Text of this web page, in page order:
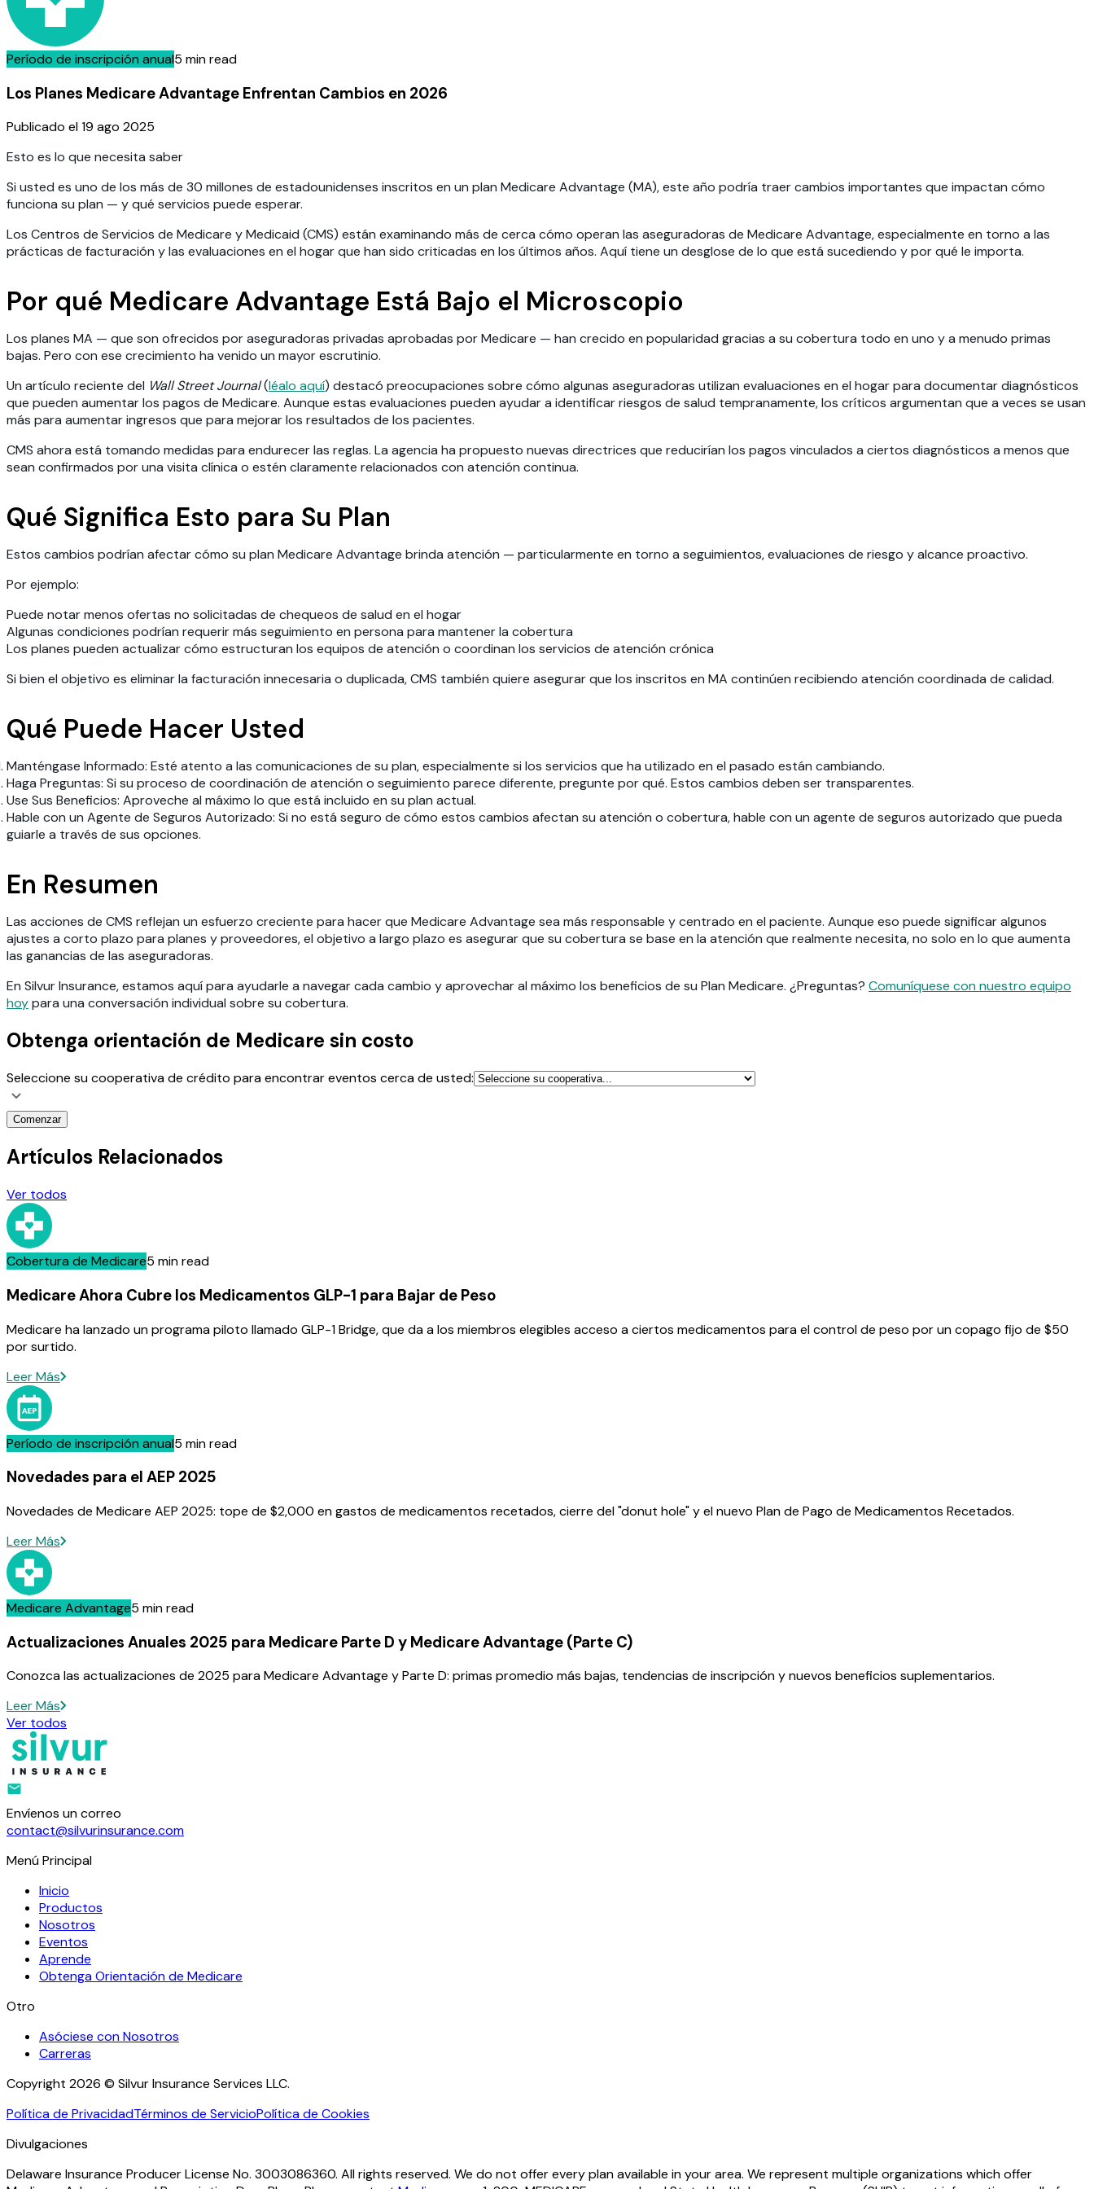
Período de inscripción anual5 min read
Los Planes Medicare Advantage Enfrentan Cambios en 2026
Publicado el19 ago 2025
Esto es lo que necesita saber
Si usted es uno de los más de 30 millones de estadounidenses inscritos en un plan Medicare Advantage (MA), este año podría traer cambios importantes que impactan cómo
funciona su plan — y qué servicios puede esperar.
Los Centros de Servicios de Medicare y Medicaid (CMS) están examinando más de cerca cómo operan las aseguradoras de Medicare Advantage, especialmente en torno a las
prácticas de facturación y las evaluaciones en el hogar que han sido criticadas en los últimos años. Aquí tiene un desglose de lo que está sucediendo y por qué le importa.
Por qué Medicare Advantage Está Bajo el Microscopio
Los planes MA — que son ofrecidos por aseguradoras privadas aprobadas por Medicare — han crecido en popularidad gracias a su cobertura todo en uno y a menudo primas
bajas. Pero con ese crecimiento ha venido un mayor escrutinio.
Un artículo reciente del Wall Street Journal(léalo aquí) destacó preocupaciones sobre cómo algunas aseguradoras utilizan evaluaciones en el hogar para documentar diagnósticos
que pueden aumentar los pagos de Medicare. Aunque estas evaluaciones pueden ayudar a identificar riesgos de salud tempranamente, los críticos argumentan que a veces se usan
más para aumentar ingresos que para mejorar los resultados de los pacientes.
CMS ahora está tomando medidas para endurecer las reglas. La agencia ha propuesto nuevas directrices que reducirían los pagos vinculados a ciertos diagnósticos a menos que
sean confirmados por una visita clínica o estén claramente relacionados con atención continua.
Qué Significa Esto para Su Plan
Estos cambios podrían afectar cómo su plan Medicare Advantage brinda atención — particularmente en torno a seguimientos, evaluaciones de riesgo y alcance proactivo.
Por ejemplo:
Puede notar menos ofertas no solicitadas de chequeos de salud en el hogar
Algunas condiciones podrían requerir más seguimiento en persona para mantener la cobertura
Los planes pueden actualizar cómo estructuran los equipos de atención o coordinan los servicios de atención crónica
Si bien el objetivo es eliminar la facturación innecesaria o duplicada, CMS también quiere asegurar que los inscritos en MA continúen recibiendo atención coordinada de calidad.
Qué Puede Hacer Usted
Manténgase Informado: Esté atento a las comunicaciones de su plan, especialmente si los servicios que ha utilizado en el pasado están cambiando.
Haga Preguntas: Si su proceso de coordinación de atención o seguimiento parece diferente, pregunte por qué. Estos cambios deben ser transparentes.
Use Sus Beneficios: Aproveche al máximo lo que está incluido en su plan actual.
Hable con un Agente de Seguros Autorizado: Si no está seguro de cómo estos cambios afectan su atención o cobertura, hable con un agente de seguros autorizado que pueda
guiarle a través de sus opciones.
En Resumen
Las acciones de CMS reflejan un esfuerzo creciente para hacer que Medicare Advantage sea más responsable y centrado en el paciente. Aunque eso puede significar algunos
ajustes a corto plazo para planes y proveedores, el objetivo a largo plazo es asegurar que su cobertura se base en la atención que realmente necesita, no solo en lo que aumenta
las ganancias de las aseguradoras.
En Silvur Insurance, estamos aquí para ayudarle a navegar cada cambio y aprovechar al máximo los beneficios de su Plan Medicare. ¿Preguntas? Comuníquese con nuestro equipo
hoypara una conversación individual sobre su cobertura.
Obtenga orientación de Medicare sin costo
Seleccione su cooperativa de crédito para encontrar eventos cerca de usted:
Comenzar
Artículos Relacionados
Ver todos
Cobertura de Medicare5 min read
Medicare Ahora Cubre los Medicamentos GLP-1 para Bajar de Peso
Medicare ha lanzado un programa piloto llamado GLP-1 Bridge, que da a los miembros elegibles acceso a ciertos medicamentos para el control de peso por un copago fijo de $50
por surtido.
Leer Más
Período de inscripción anual5 min read
Novedades para el AEP 2025
Novedades de Medicare AEP 2025: tope de $2,000 en gastos de medicamentos recetados, cierre del "donut hole" y el nuevo Plan de Pago de Medicamentos Recetados.
Leer Más
Medicare Advantage5 min read
Actualizaciones Anuales 2025 para Medicare Parte D y Medicare Advantage (Parte C)
Conozca las actualizaciones de 2025 para Medicare Advantage y Parte D: primas promedio más bajas, tendencias de inscripción y nuevos beneficios suplementarios.
Leer Más
Ver todos
Envíenos un correo
contact@silvurinsurance.com
Menú Principal
Inicio
Productos
Nosotros
Eventos
Aprende
Obtenga Orientación de Medicare
Otro
Asóciese con Nosotros
Carreras
Copyright 2026 © Silvur Insurance Services LLC.
Política de PrivacidadTérminos de ServicioPolítica de Cookies
Divulgaciones
Delaware Insurance Producer License No. 3003086360. All rights reserved. We do not offer every plan available in your area. We represent multiple organizations which offer